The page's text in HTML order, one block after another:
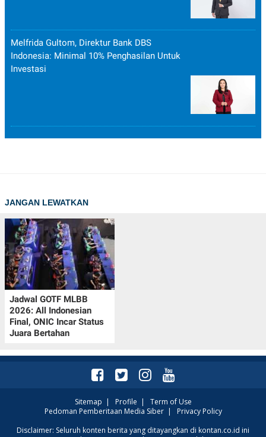
Melfrida Gultom, Direktur Bank DBS
Indonesia: Minimal 10% Penghasilan Untuk
Investasi
JANGAN LEWATKAN
Jadwal GOTF MLBB
2026: All Indonesian
Final, ONIC Incar Status
Juara Bertahan
Sitemap | Profile | Term of Use
Pedoman Pemberitaan Media Siber| Privacy Policy
Disclaimer: Seluruh konten berita yang ditayangkan di kontan.co.id ini